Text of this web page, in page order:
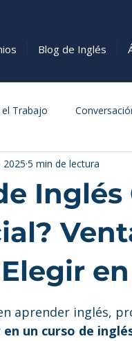
Blog de Inglés
Trabajo
Cómo Aprender Inglés
2025 5 min de lectura
aprender inglés,
un curso de